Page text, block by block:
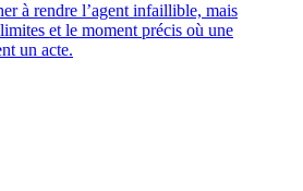
à rendre l’agent infaillible, mais
et le moment précis où une
un acte.